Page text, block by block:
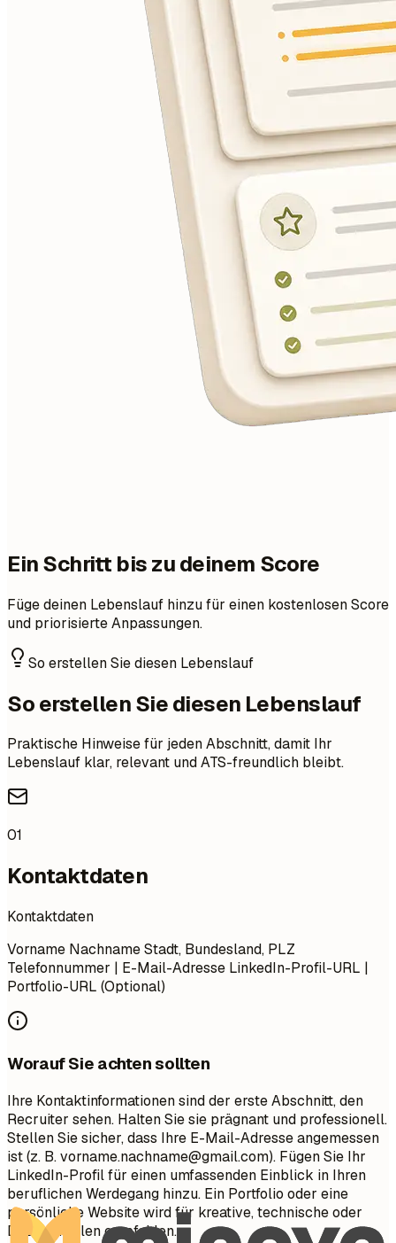
Ein Schritt bis zu deinem Score
Füge deinen Lebenslauf hinzu für einen kostenlosen Score
und priorisierte Anpassungen.
So erstellen Sie diesen Lebenslauf
So erstellen Sie diesen Lebenslauf
Praktische Hinweise für jeden Abschnitt, damit Ihr
Lebenslauf klar, relevant und ATS-freundlich bleibt.
01
Kontaktdaten
Kontaktdaten
Vorname Nachname Stadt, Bundesland, PLZ
Telefonnummer | E-Mail-Adresse LinkedIn-Profil-URL |
Portfolio-URL (Optional)
Worauf Sie achten sollten
Ihre Kontaktinformationen sind der erste Abschnitt, den
Recruiter sehen. Halten Sie sie prägnant und professionell.
Stellen Sie sicher, dass Ihre E-Mail-Adresse angemessen
ist (z. B.vorname.nachname@gmail.com). Fügen Sie Ihr
LinkedIn-Profil für einen umfassenden Einblick in Ihren
beruflichen Werdegang hinzu. Ein Portfolio oder eine
persönliche Website wird für kreative, technische oder
Design-Rollen empfohlen.